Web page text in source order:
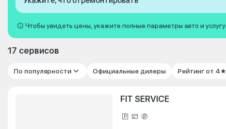
Чтобы увидеть цены, укажите полные параметры авто и услугу
17 сервисов
По популярности Официальные дилеры Рейтинг от 4★
FIT SERVICE